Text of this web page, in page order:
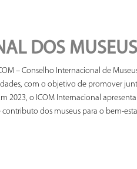
DOS MUSEUS
– Conselho Internacional de
com o objetivo de promover
2023, o ICOM Internacional
dos museus para o bem-